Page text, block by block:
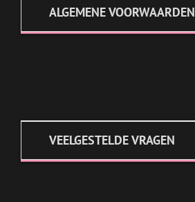
ALGEMENE VOORWAARDEN
VEELGESTELDE VRAGEN